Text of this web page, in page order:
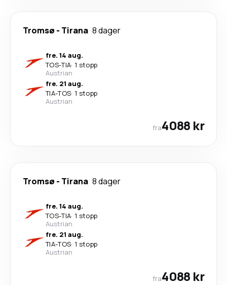
Tromsø - Tirana 8 dager
fre. 14 aug.
TOS-TIA· 1 stopp
Austrian
fre. 21 aug.
TIA-TOS· 1 stopp
Austrian
fra4088 kr
Tromsø - Tirana 8 dager
fre. 14 aug.
TOS-TIA· 1 stopp
Austrian
fre. 21 aug.
TIA-TOS· 1 stopp
Austrian
fra4088 kr